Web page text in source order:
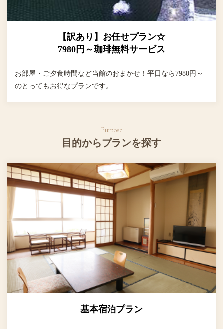
【訳あり】お任せプラン☆
7980円～珈琲無料サービス
お部屋・ご夕食時間など当館のおまかせ！平日なら7980円～
のとってもお得なプランです。
目的からプランを探す
基本宿泊プラン